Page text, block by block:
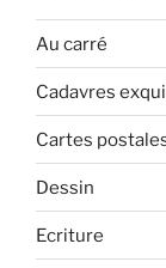
Au carré
Cadavres
Cartes
Dessin
Ecriture